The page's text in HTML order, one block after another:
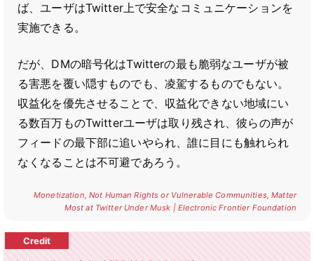
ば、ユーザはTwitter上で安全なコミュニケーションを
実施できる。
だが、DMの暗号化はTwitterの最も脆弱なユーザが被
る害悪を覆い隠すものでも、凌駕するものでもない。
収益化を優先させることで、収益化できない地域にい
る数百万ものTwitterユーザは取り残され、彼らの声が
フィードの最下部に追いやられ、誰に目にも触れられ
なくなることは不可避であろう。
Monetization, Not Human Rights or Vulnerable Communities, Matter
Most at Twitter Under Musk | Electronic Frontier Foundation